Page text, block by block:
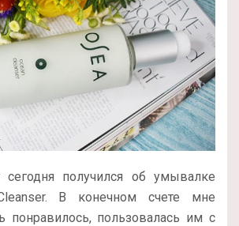
сегодня получился об умывалке
В конечном счете мне
понравилось, пользовалась им с